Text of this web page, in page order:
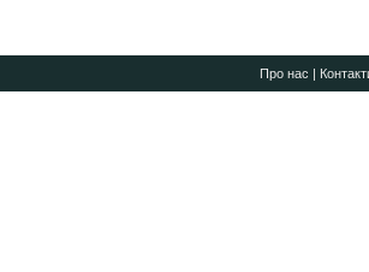
Про нас |